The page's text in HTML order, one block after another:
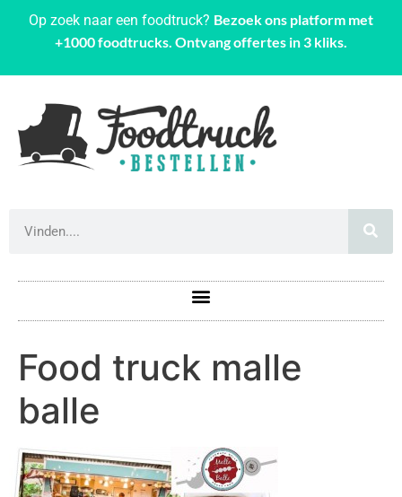
Op zoek naar een foodtruck? Bezoek ons platform met
+1000 foodtrucks. Ontvang offertes in 3 kliks.
Food truck malle
balle